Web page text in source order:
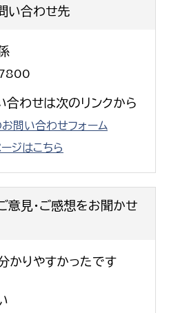
い合わせ先
合わせは次のリンクから
問い合わせフォーム
ジはこちら
意見・ご感想をお聞かせ
かりやすかったです